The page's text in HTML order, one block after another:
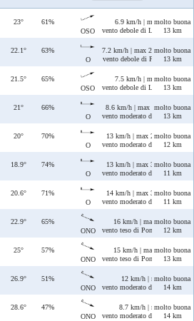
23°
61%
OSO
6.9 km/h | max 16 km/h
vento debole di Libeccio/
molto buona
13 km
22.1°
63%
O
7.2 km/h | max 20 km/h
vento debole di Ponente
molto buona
13 km
21.5°
65%
OSO
7.5 km/h | max 22 km/h
vento debole di Libeccio/
molto buona
13 km
21°
66%
O
8.6 km/h | max 29 km/h
vento moderato di Ponente
molto buona
13 km
20°
70%
O
13 km/h | max 28 km/h
vento moderato di Ponente
molto buona
12 km
18.9°
74%
O
13 km/h | max 30 km/h
vento moderato di Ponente
molto buona
11 km
20.6°
71%
O
14 km/h | max 32 km/h
vento moderato di Ponente
molto buona
11 km
22.9°
65%
ONO
16 km/h | max 28 km/h
vento teso di Ponente/Maestrale
molto buona
12 km
25°
57%
ONO
15 km/h | max 21 km/h
vento teso di Ponente/Maestrale
molto buona
13 km
26.9°
51%
ONO
12 km/h | max 12 km/h
vento moderato di Ponente/
molto buona
14 km
28.6°
47%
ONO
8.7 km/h | max 8.7 km/h
vento moderato di Ponente/
molto buona
14 km